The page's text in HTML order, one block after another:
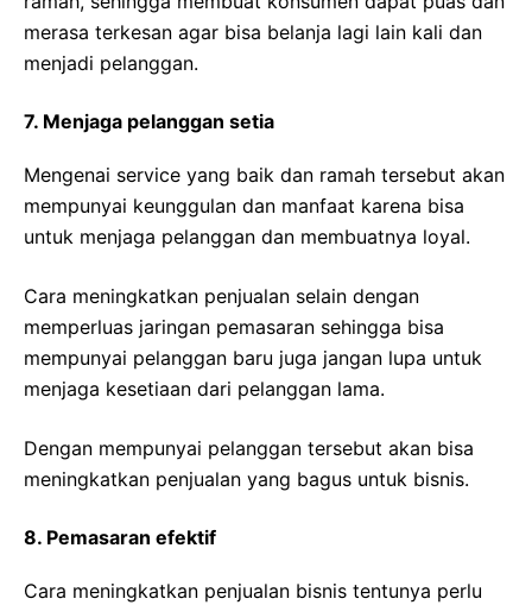
merasa terkesan agar bisa belanja lagi lain kali dan
menjadi pelanggan.
7. Menjaga pelanggan setia
Mengenai service yang baik dan ramah tersebut akan
mempunyai keunggulan dan manfaat karena bisa
untuk menjaga pelanggan dan membuatnya loyal.
Cara meningkatkan penjualan selain dengan
memperluas jaringan pemasaran sehingga bisa
mempunyai pelanggan baru juga jangan lupa untuk
menjaga kesetiaan dari pelanggan lama.
Dengan mempunyai pelanggan tersebut akan bisa
meningkatkan penjualan yang bagus untuk bisnis.
8. Pemasaran efektif
Cara meningkatkan penjualan bisnis tentunya perlu